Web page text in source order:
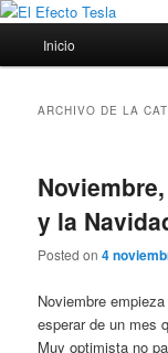
Ir
contenido
Ir
contenido
El Efecto
Porque siempre
principal
Inicio
ARCHIVO DE LA
y la
Posted on4
Noviembre
esperar de un mes
Muy optimista no